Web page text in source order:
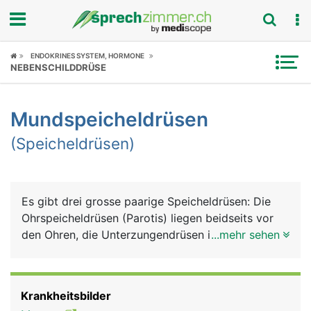
Fokus
Symptome
Untersuchungen
Ratgeber
ENDOKRINES SYSTEM, HORMONE
NEBENSCHILDDRÜSE
Mundspeicheldrüsen
(Speicheldrüsen)
Es gibt drei grosse paarige Speicheldrüsen: Die
Ohrspeicheldrüsen (Parotis) liegen beidseits vor
den Ohren, die Unterzungendrüsen im Mundboden
produzieren mehrere kleine Speicheldrüsen, die im
...mehr sehen
Krankheitsbilder